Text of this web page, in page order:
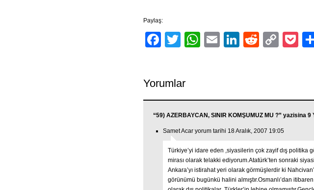
Paylaş:
Facebook
TwitterWhatsApp
EmailLinkedIn
RedditCopy
Yorumlar
“59) AZERBAYCAN, SINIR KOMŞUMUZ MU ?” yazisina
Samet Acar yorum tarihi 18 Aralık, 2007 19:05
Türkiye’yi idare eden ,siyasilerin çok zayif dış politika
mirası olarak telakki ediyorum.Atatürk’ten sonraki
Ankara’yı istirahat yeri olarak görmüşlerdir ki
görünümü bugünkü halini almıştır.Osmanlı’dan